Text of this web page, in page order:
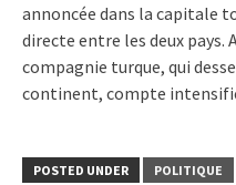
annoncée dans la capitale
directe entre les deux pays.
compagnie turque, qui
continent, compte
POSTED UNDER
POLITIQUE